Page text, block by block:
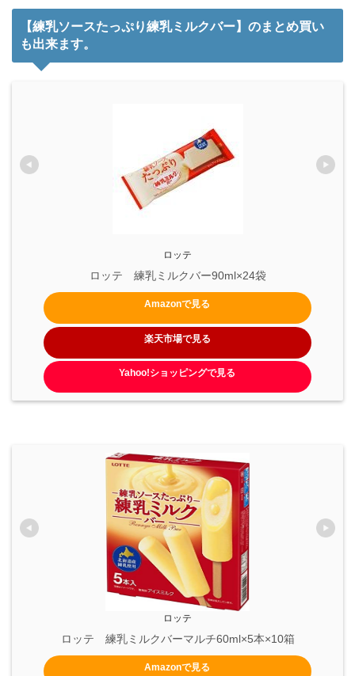
【練乳ソースたっぷり練乳ミルクバー】のまとめ買い
も出来ます。
ロッテ
ロッテ　練乳ミルクバー90ml×24袋
Amazonで見る
楽天市場で見る
Yahoo!ショッピングで見る
ロッテ
ロッテ　練乳ミルクバーマルチ60ml×5本×10箱
Amazonで見る